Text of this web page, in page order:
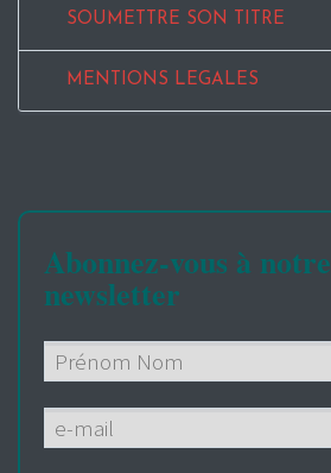
SOUMETTRE SON TITRE
MENTIONS LEGALES
Abonnez-vous à notre
newsletter